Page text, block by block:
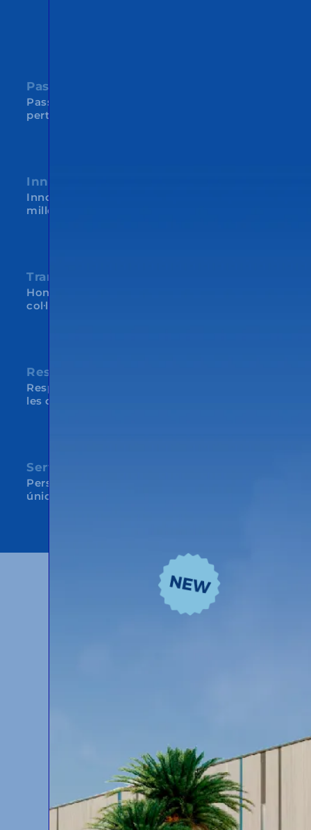
Passió
Passió pel que fem i pel grup a què
pertanyem
Innovació
Innovació com a resposta al canvi i com a
millora contínua
Transparència
Honestedat entre nosaltres i amb els clients i
col·laboradors
Respecte
Respecte per l’entorn, per les persones i per
les organitzacions
Servei
Persones al servei de persones. Cada client és
únic